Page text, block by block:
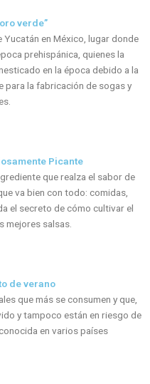
verde”
en México, lugar donde
prehispánica, quienes la
en la época debido a la
para la fabricación de sogas y
Picante
que realza el sabor de
va bien con todo: comidas,
el secreto de cómo cultivar el
mejores salsas.
de verano
que más se consumen y que,
y tampoco están en riesgo de
en varios países